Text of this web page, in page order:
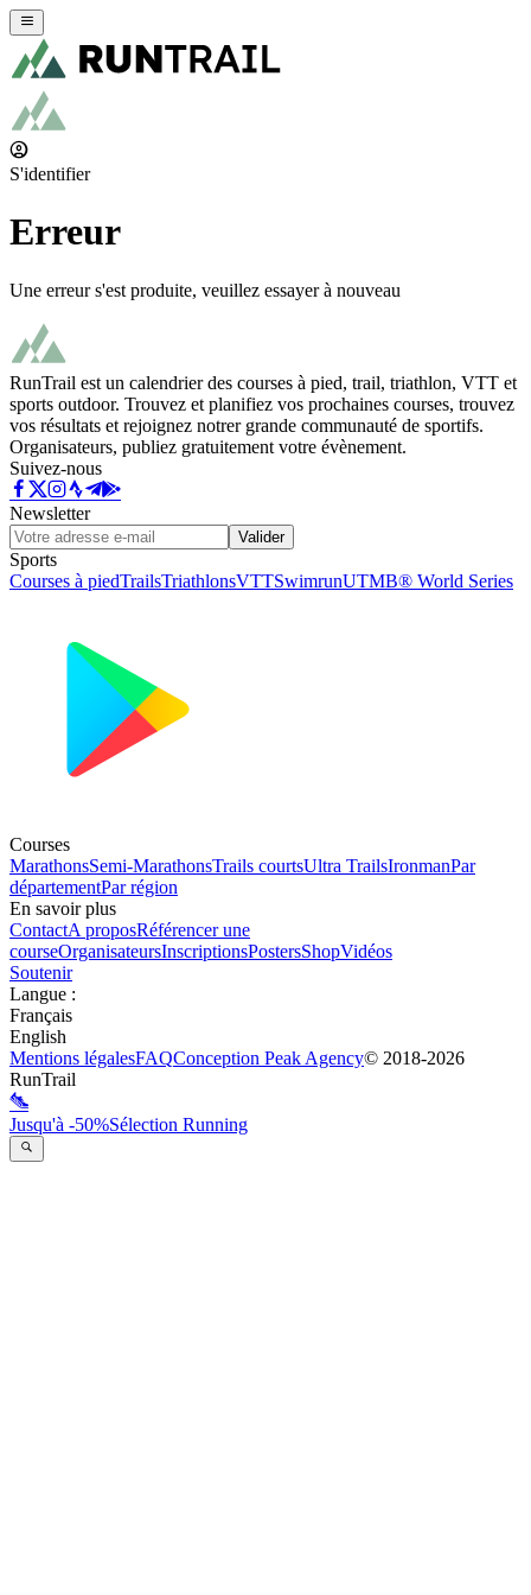
S'identifier
Erreur
Une erreur s'est produite, veuillez essayer à nouveau
RunTrail est un calendrier des courses à pied, trail, triathlon, VTT et
sports outdoor. Trouvez et planifiez vos prochaines courses, trouvez
vos résultats et rejoignez notrer grande communauté de sportifs.
Organisateurs, publiez gratuitement votre évènement.
Suivez-nous
Newsletter
Valider
Sports
Courses à piedTrailsTriathlonsVTTSwimrunUTMB® World Series
Courses
MarathonsSemi-MarathonsTrails courtsUltra TrailsIronmanPar
départementPar région
En savoir plus
ContactA proposRéférencer une
courseOrganisateursInscriptionsPostersShopVidéos
Soutenir
Langue :
Français
English
Mentions légalesFAQConception Peak Agency© 2018-2026
RunTrail
Jusqu'à -50%Sélection Running